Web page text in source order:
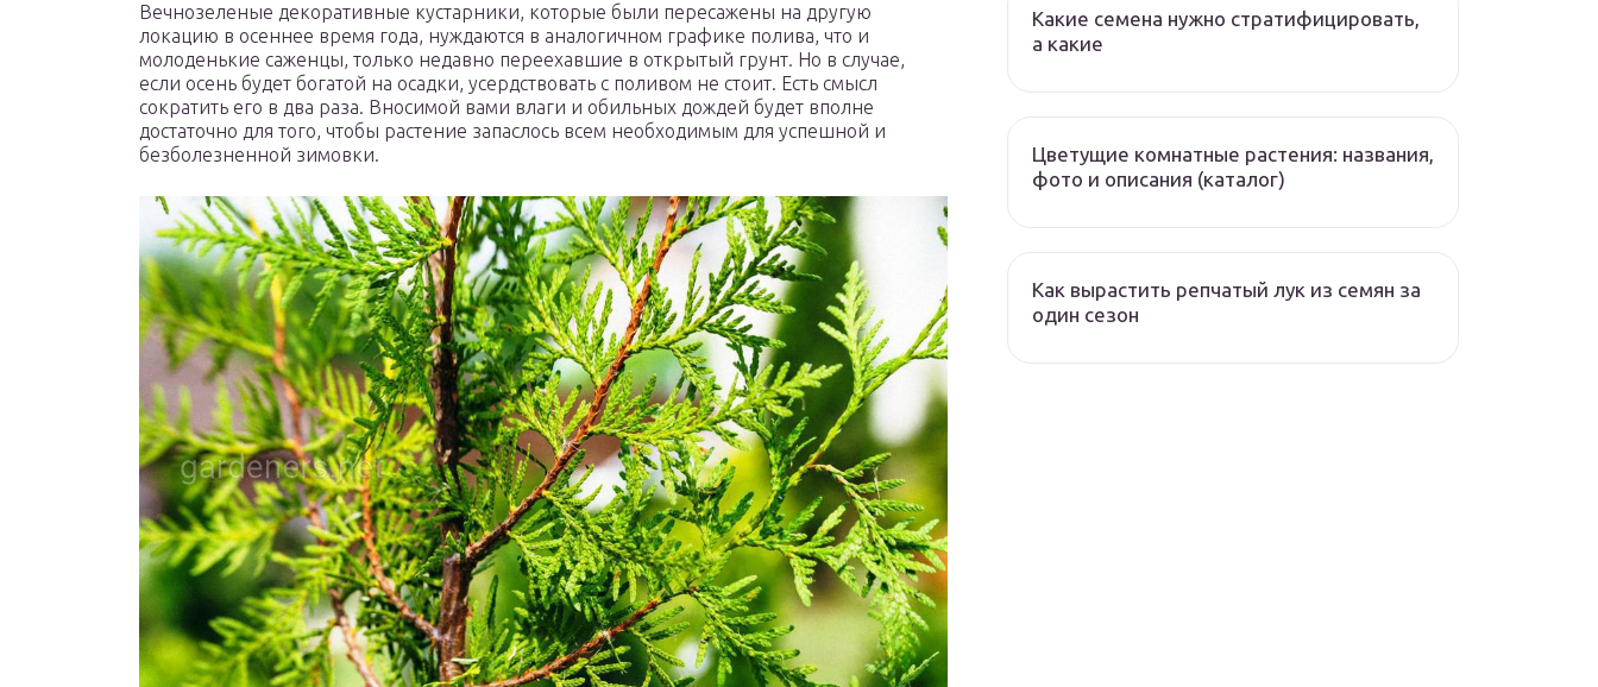
Вечнозеленые декоративные кустарники, которые были пересажены на другую
локацию в осеннее время года, нуждаются в аналогичном графике полива, что и
молоденькие саженцы, только недавно переехавшие в открытый грунт. Но в случае,
если осень будет богатой на осадки, усердствовать с поливом не стоит. Есть смысл
сократить его в два раза. Вносимой вами влаги и обильных дождей будет вполне
достаточно для того, чтобы растение запаслось всем необходимым для успешной и
безболезненной зимовки.
Какие семена нужно стратифицировать,
а какие
Цветущие комнатные растения: названия,
фото и описания (каталог)
Как вырастить репчатый лук из семян за
один сезон